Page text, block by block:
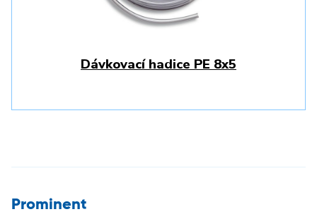
Dávkovací hadice PE 8x5
Prominent